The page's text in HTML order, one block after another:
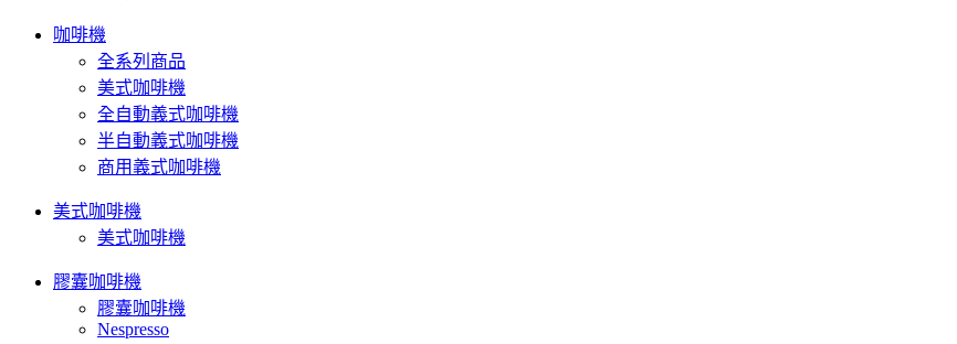
咖啡機
全系列商品
美式咖啡機
全自動義式咖啡機
半自動義式咖啡機
商用義式咖啡機
美式咖啡機
美式咖啡機
膠囊咖啡機
膠囊咖啡機
Nespresso